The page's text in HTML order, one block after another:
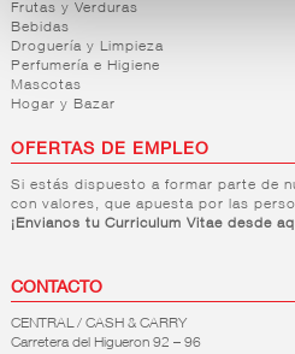
Frutas y Verduras
Bebidas
Droguería y Limpieza
Perfumería e Higiene
Mascotas
Hogar y Bazar
OFERTAS DE EMPLEO
Si estás dispuesto a formar parte de
con valores, que apuesta por las
¡Envianos tu Curriculum Vitae desde
CONTACTO
CENTRAL / CASH & CARRY
Carretera del Higueron 92 – 96